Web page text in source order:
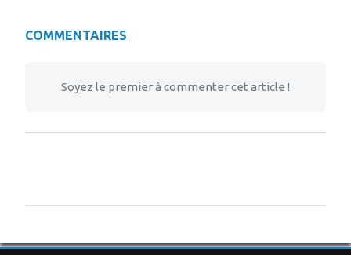
COMMENTAIRES
Soyez le premier à commenter cet article !